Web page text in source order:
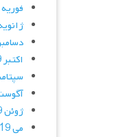
فوریه 2020
ژانویه
دسامبر
اکتبر 2019
سپتامبر
آگوست
ژوئن 2019
می 2019